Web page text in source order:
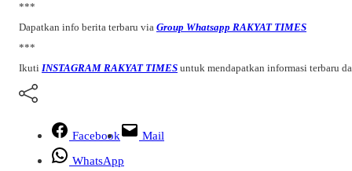
***
Dapatkan info berita terbaru via Group Whatsapp RAKYAT TIMES
***
Ikuti INSTAGRAM RAKYAT TIMES untuk mendapatkan informasi terbaru
Facebook
Mail
WhatsApp